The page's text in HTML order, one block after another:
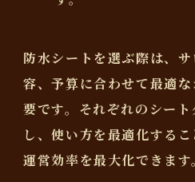
防水シートを選ぶ際は、
容、予算に合わせて最適
要です。それぞれのシー
し、使い方を最適化する
運営効率を最大化できます